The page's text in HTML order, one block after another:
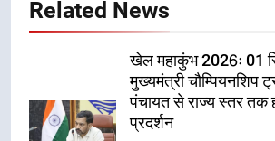
Related News
खेल महाकुंभ 2026ः 01
मुख्यमंत्री चौम्पियनशिप
पंचायत से राज्य स्तर तक
प्रदर्शन